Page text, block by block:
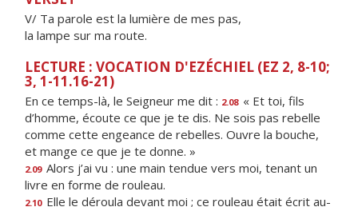
V/ Ta parole est la lumière de mes pas,
la lampe sur ma route.
LECTURE : VOCATION D'EZÉCHIEL (EZ 2, 8-10;
3, 1-11.16-21)
En ce temps-là, le Seigneur me dit : 2.08 « Et toi, fils
d’homme, écoute ce que je te dis. Ne sois pas rebelle
comme cette engeance de rebelles. Ouvre la bouche,
et mange ce que je te donne. »
2.09 Alors j’ai vu : une main tendue vers moi, tenant un
livre en forme de rouleau.
2.10 Elle le déroula devant moi ; ce rouleau était écrit au-